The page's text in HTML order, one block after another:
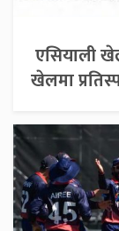
एसियाली
खेलमा